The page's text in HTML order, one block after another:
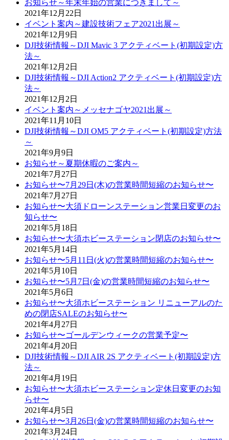
お知らせ～年末年始の営業につきまして～
2021年12月22日
イベント案内～建設技術フェア2021出展～
2021年12月9日
DJI技術情報～DJI Mavic 3 アクティベート(初期設定)方
法～
2021年12月2日
DJI技術情報～DJI Action2 アクティベート(初期設定)方
法～
2021年12月2日
イベント案内～メッセナゴヤ2021出展～
2021年11月10日
DJI技術情報～DJI OM5 アクティベート(初期設定)方法
～
2021年9月9日
お知らせ～夏期休暇のご案内～
2021年7月27日
お知らせ〜7月29日(木)の営業時間短縮のお知らせ〜
2021年7月27日
お知らせ〜大須ドローンステーション営業日変更のお
知らせ〜
2021年5月18日
お知らせ〜大須ホビーステーション閉店のお知らせ〜
2021年5月14日
お知らせ〜5月11日(火)の営業時間短縮のお知らせ〜
2021年5月10日
お知らせ〜5月7日(金)の営業時間短縮のお知らせ〜
2021年5月6日
お知らせ〜大須ホビーステーション リニューアルのた
めの閉店SALEのお知らせ〜
2021年4月27日
お知らせ〜ゴールデンウィークの営業予定〜
2021年4月20日
DJI技術情報～DJI AIR 2S アクティベート(初期設定)方
法～
2021年4月19日
お知らせ〜大須ホビーステーション定休日変更のお知
らせ〜
2021年4月5日
お知らせ〜3月26日(金)の営業時間短縮のお知らせ〜
2021年3月24日